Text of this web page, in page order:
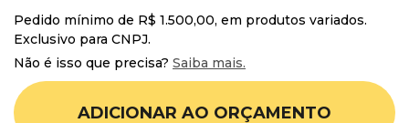
Pedido mínimo de R$ 1.500,00, em produtos variados.
Exclusivo para CNPJ.
Não é isso que precisa? Saiba mais.
ADICIONAR AO ORÇAMENTO